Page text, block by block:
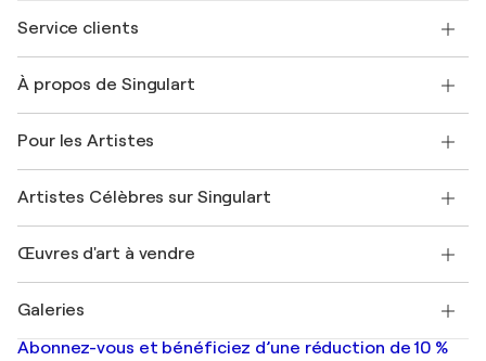
Service clients
Expédition
Offrir une carte cadeau
Rejoignez notre programme commercial
Mon compte
+33 1 76 44 06 42
À propos de Singulart
FAQ
Magazine Singulart
Emplois
Découvrez une sélection d'art original
Pour les Artistes
Se connecter en tant qu'Artiste
Artistes Célèbres sur Singulart
Marc Chagall
Banksy
Mr. Brainwash
Œuvres d'art à vendre
Tableaux abstraits à vendre
Peintures de paysage
Galeries
Galeries d'art en France
Abonnez-vous et bénéficiez d’une réduction de 10 %